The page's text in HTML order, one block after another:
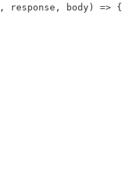
, response , body ) => {